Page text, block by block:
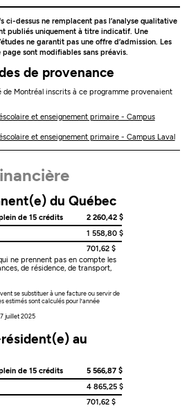
ci-dessus ne remplacent pas l’analyse qualitative
publiés uniquement à titre indicatif. Une
ne garantit pas une offre d’admission. Les
sont modifiables sans préavis.
de provenance
de Montréal inscrits à ce programme provenaient
et enseignement primaire - Campus
et enseignement primaire - Campus Laval
du Québec
de 15 crédits
2 260,42 $
1 558,80 $
701,62 $
ne prennent pas en compte les
de résidence, de transport,
se substituer à une facture ou servir de
estimés sont calculés pour l’année
juillet 2025
au
de 15 crédits
5 566,87 $
4 865,25 $
701,62 $